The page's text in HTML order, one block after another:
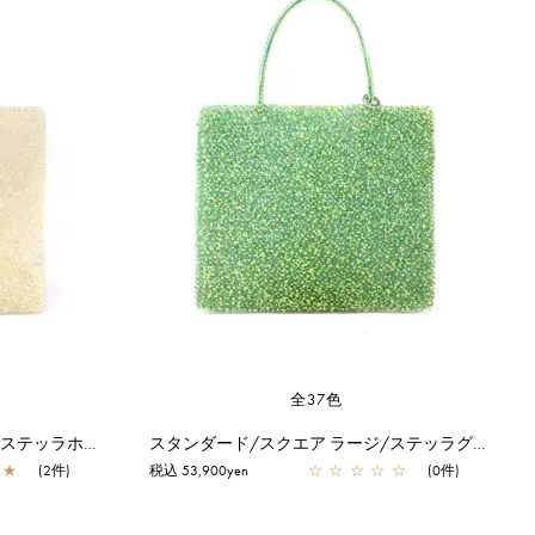
スタンダード/スクエア ラージ/ステッラホワイト【オンラインストア先行販売カラー】
★ (2件)
全37色
スタンダード/スクエア ラージ/ステッラグリーン【オンラインストア先行販売カラー】
税込 53,900yen ☆ ☆ ☆ ☆ ☆ (0件)